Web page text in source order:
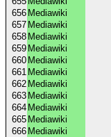
656 Mediawiki
657 Mediawiki
658 Mediawiki
659 Mediawiki
660 Mediawiki
661 Mediawiki
662 Mediawiki
663 Mediawiki
664 Mediawiki
665 Mediawiki
666 Mediawiki